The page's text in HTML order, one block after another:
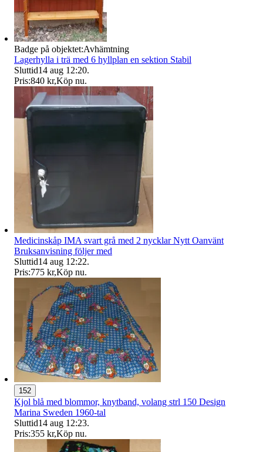
Badge på objektet:Avhämtning
Lagerhylla i trä med 6 hyllplan en sektion Stabil
Sluttid14 aug 12:20.
Pris:840 kr,Köp nu.
Medicinskåp IMA svart grå med 2 nycklar Nytt Oanvänt
Bruksanvisning följer med
Sluttid14 aug 12:22.
Pris:775 kr,Köp nu.
152
Kjol blå med blommor, knytband, volang strl 150 Design
Marina Sweden 1960-tal
Sluttid14 aug 12:23.
Pris:355 kr,Köp nu.